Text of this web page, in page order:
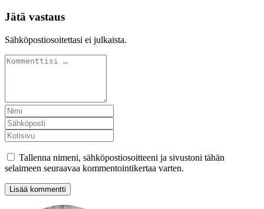
Jätä vastaus
Sähköpostiosoitettasi ei julkaista.
Tallenna nimeni, sähköpostiosoitteeni ja sivustoni tähän
selaimeen seuraavaa kommentointikertaa varten.